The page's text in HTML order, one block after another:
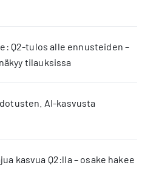
Q2-tulos alle ennusteiden –
tilauksissa
AI-kasvusta
kasvua Q2:lla – osake hakee